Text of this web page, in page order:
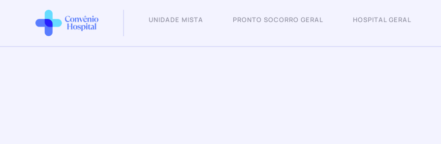
UNIDADE MISTA PRONTO SOCORRO GERAL HOSPITAL GERAL